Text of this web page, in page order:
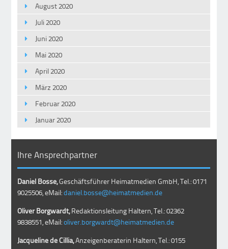
August 2020
Juli 2020
Juni 2020
Mai 2020
April 2020
März 2020
Februar 2020
Januar 2020
Ihre Ansprechpartner
Daniel Bosse,Geschäftsführer Heimatmedien GmbH, Tel.: 0171
9025506, eMail:daniel.bosse@heimatmedien.de
Oliver Borgwardt,Redaktionsleitung Haltern, Tel.: 02362
9838551, eMail:oliver.borgwardt@heimatmedien.de
Jacqueline de Cillia,Anzeigenberaterin Haltern, Tel.: 0155